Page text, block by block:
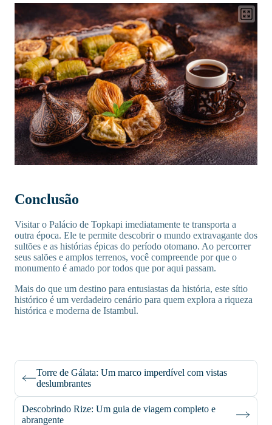
Conclusão
Visitar o Palácio de Topkapi imediatamente te transporta a
outra época. Ele te permite descobrir o mundo extravagante dos
sultões e as histórias épicas do período otomano. Ao percorrer
seus salões e amplos terrenos, você compreende por que o
monumento é amado por todos que por aqui passam.
Mais do que um destino para entusiastas da história, este sítio
histórico é um verdadeiro cenário para quem explora a riqueza
histórica e moderna de Istambul.
Torre de Gálata: Um marco imperdível com vistas
deslumbrantes
Descobrindo Rize: Um guia de viagem completo e
abrangente